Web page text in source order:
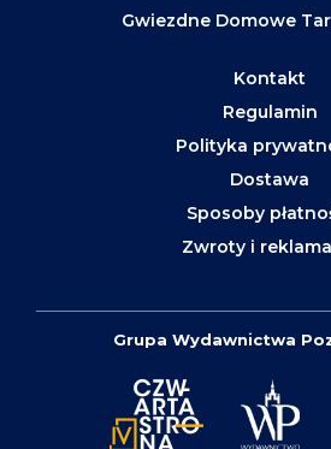
Gwiezdne Domowe
Kontakt
Regulamin
Polityka
Dostawa
Sposoby
Zwroty i
Grupa Wydawnictwa